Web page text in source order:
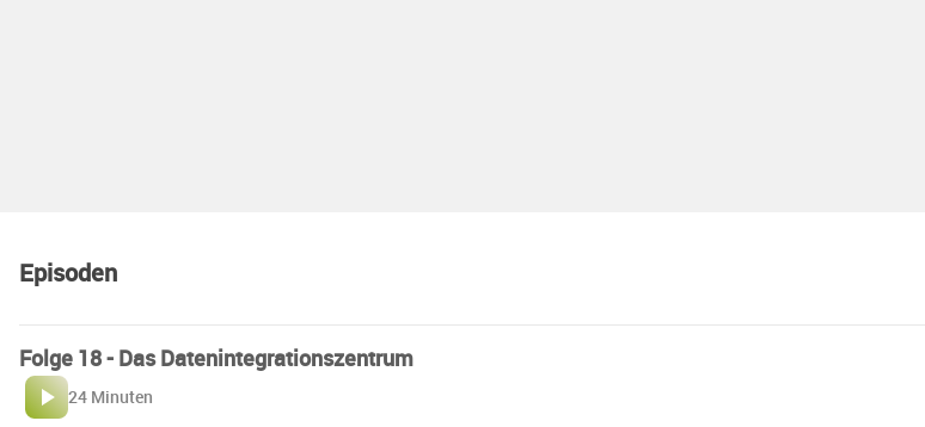
Episoden
Folge 18 - Das Datenintegrationszentrum
24 Minuten